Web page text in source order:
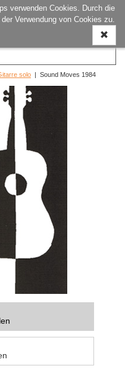
verwenden Cookies. Durch die
Verwendung von Cookies zu.
ein-/
solo | Sound Moves 1984